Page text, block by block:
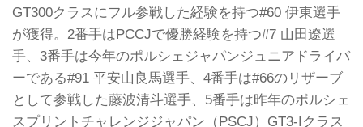
GT300クラスにフル参戦した経験を持つ#60 伊東選手
が獲得。2番手はPCCJで優勝経験を持つ#7 山田遼選
手、3番手は今年のポルシェジャパンジュニアドライバ
ーである#91 平安山良馬選手、4番手は#66のリザーブ
として参戦した藤波清斗選手、5番手は昨年のポルシェ
スプリントチャレンジジャパン（PSCJ）GT3-Iクラス